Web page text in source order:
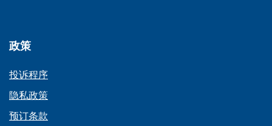
政策
投诉程序
隐私政策
预订条款